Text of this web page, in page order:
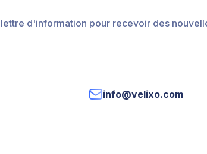
d'information pour recevoir des
info@velixo.com